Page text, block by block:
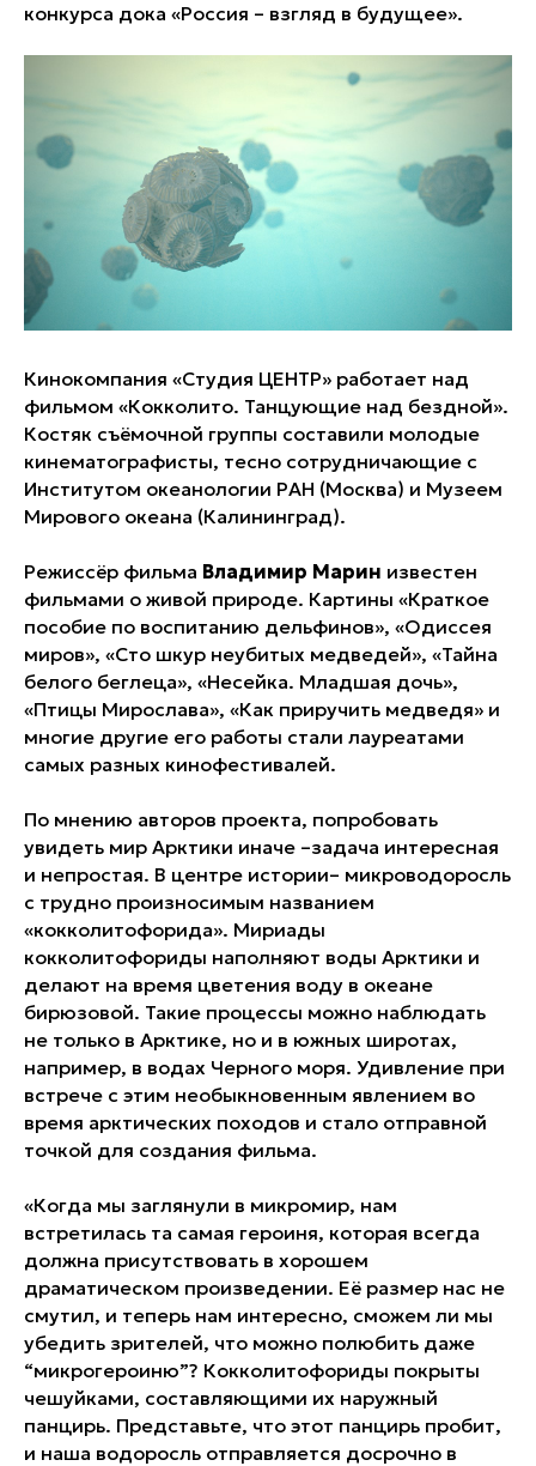
конкурса дока «Россия – взгляд в будущее».
Кинокомпания «Студия ЦЕНТР» работает над
фильмом «Кокколито. Танцующие над бездной».
Костяк съёмочной группы составили молодые
кинематографисты, тесно сотрудничающие с
Институтом океанологии РАН (Москва) и Музеем
Мирового океана (Калининград).
Режиссёр фильма Владимир Марин известен
фильмами о живой природе. Картины «Краткое
пособие по воспитанию дельфинов», «Одиссея
миров», «Сто шкур неубитых медведей», «Тайна
белого беглеца», «Несейка. Младшая дочь»,
«Птицы Мирослава», «Как приручить медведя» и
многие другие его работы стали лауреатами
самых разных кинофестивалей.
По мнению авторов проекта, попробовать
увидеть мир Арктики иначе –задача интересная
и непростая. В центре истории– микроводоросль
с трудно произносимым названием
«кокколитофорида». Мириады
кокколитофориды наполняют воды Арктики и
делают на время цветения воду в океане
бирюзовой. Такие процессы можно наблюдать
не только в Арктике, но и в южных широтах,
например, в водах Черного моря. Удивление при
встрече с этим необыкновенным явлением во
время арктических походов и стало отправной
точкой для создания фильма.
«Когда мы заглянули в микромир, нам
встретилась та самая героиня, которая всегда
должна присутствовать в хорошем
драматическом произведении. Её размер нас не
смутил, и теперь нам интересно, сможем ли мы
убедить зрителей, что можно полюбить даже
“микрогероиню”? Кокколитофориды покрыты
чешуйками, составляющими их наружный
панцирь. Представьте, что этот панцирь пробит,
и наша водоросль отправляется досрочно в